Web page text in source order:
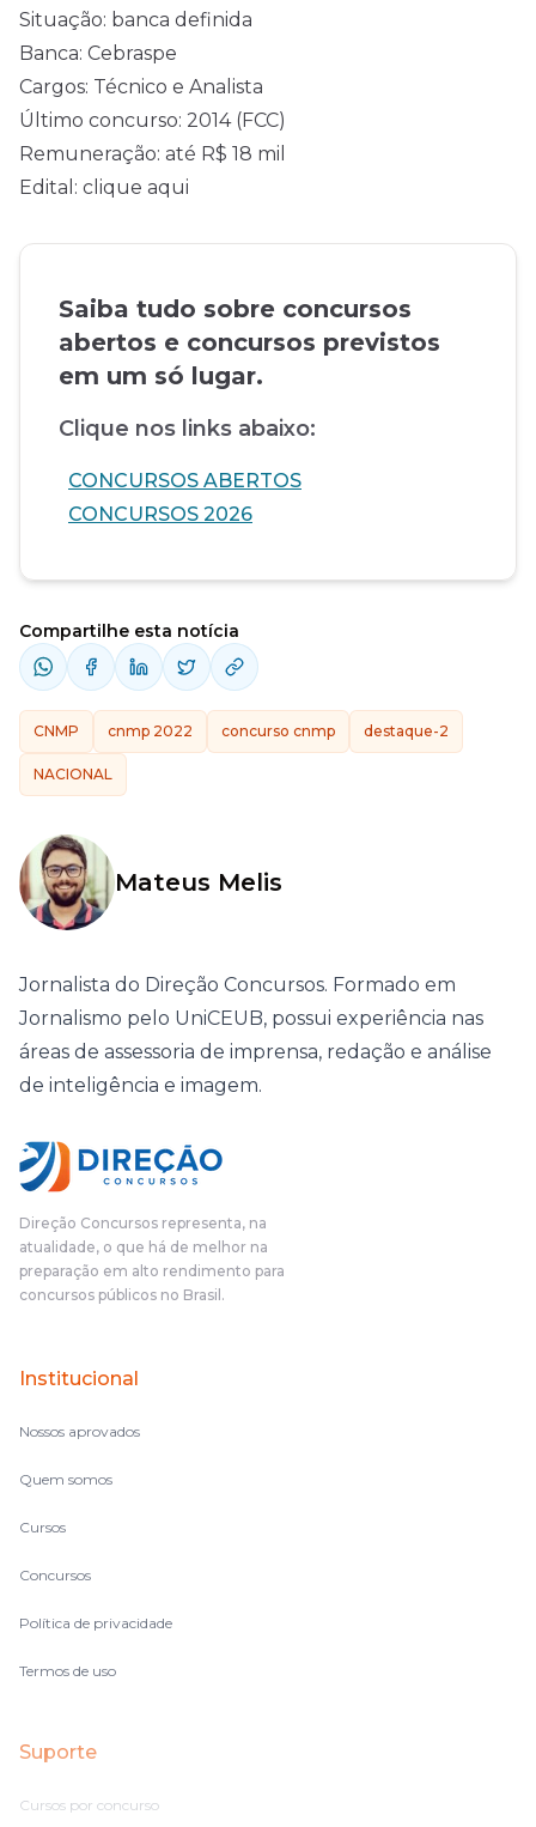
Situação: banca definida
Banca: Cebraspe
Cargos: Técnico e Analista
Último concurso: 2014 (FCC)
Remuneração: até R$ 18 mil
Edital: clique aqui
Saiba tudo sobre concursos
abertos e concursos previstos
em um só lugar.
Clique nos links abaixo:
CONCURSOS ABERTOS
CONCURSOS 2026
Compartilhe esta notícia
CNMP cnmp 2022 concurso cnmp destaque-2
NACIONAL
Mateus Melis
Jornalista do Direção Concursos. Formado em
Jornalismo pelo UniCEUB, possui experiência nas
áreas de assessoria de imprensa, redação e análise
de inteligência e imagem.
Direção Concursos representa, na
atualidade, o que há de melhor na
preparação em alto rendimento para
concursos públicos no Brasil.
Institucional
Nossos aprovados
Quem somos
Cursos
Concursos
Política de privacidade
Termos de uso
Suporte
Cursos por concurso